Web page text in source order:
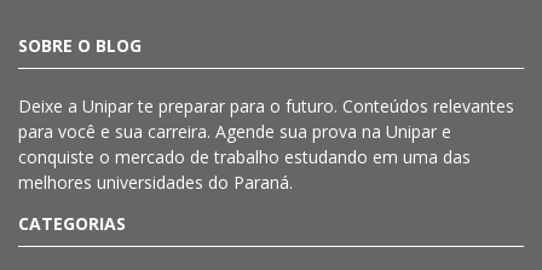
SOBRE O BLOG
Deixe a Uniparte preparar para o futuro. Conteúdos relevantes
para você e sua carreira. Agende sua prova na Unipar e
conquiste o mercado de trabalho estudando em uma das
melhores universidades do Paraná.
CATEGORIAS